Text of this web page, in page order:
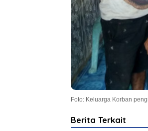
Foto: Keluarga Korban
Berita Terkait